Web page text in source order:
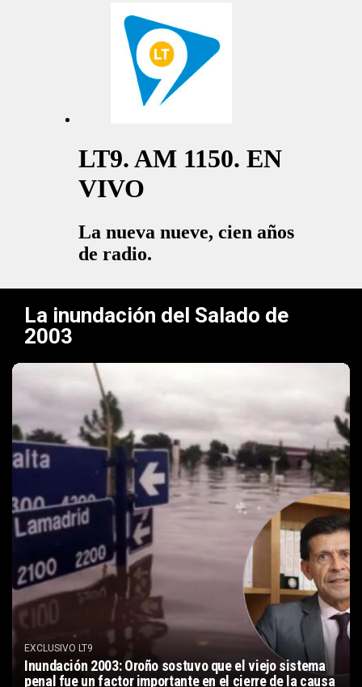
La inundación del Salado de
2003
EXCLUSIVO LT9
Inundación 2003: Oroño sostuvo que el viejo sistema
penal fue un factor importante en el cierre de la causa